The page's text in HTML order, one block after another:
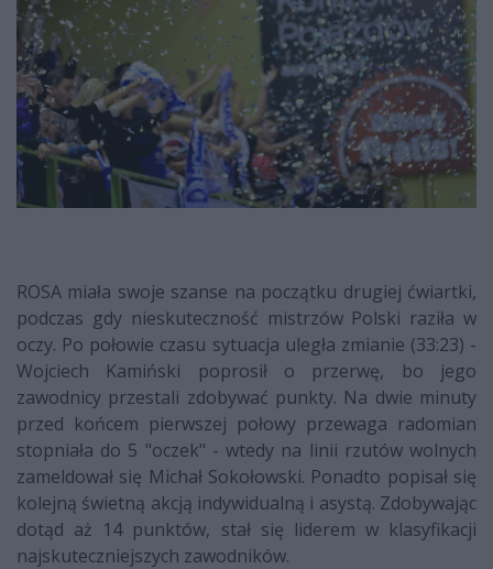
ROSA miała swoje szanse na początku drugiej ćwiartki,
podczas gdy nieskuteczność mistrzów Polski raziła w
oczy. Po połowie czasu sytuacja uległa zmianie (33:23) -
Wojciech Kamiński poprosił o przerwę, bo jego
zawodnicy przestali zdobywać punkty. Na dwie minuty
przed końcem pierwszej połowy przewaga radomian
stopniała do 5 "oczek" - wtedy na linii rzutów wolnych
zameldował się Michał Sokołowski. Ponadto popisał się
kolejną świetną akcją indywidualną i asystą. Zdobywając
dotąd aż 14 punktów, stał się liderem w klasyfikacji
najskuteczniejszych zawodników.